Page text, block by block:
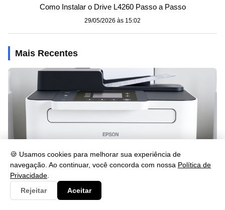
🍪 Usamos cookies para melhorar sua experiência de
navegação. Ao continuar, você concorda com nossa Política de
Privacidade
Rejeitar
Aceitar
Como Instalar o Drive L4260 Passo a Passo
29/05/2026 às 15:02
Mais Recentes